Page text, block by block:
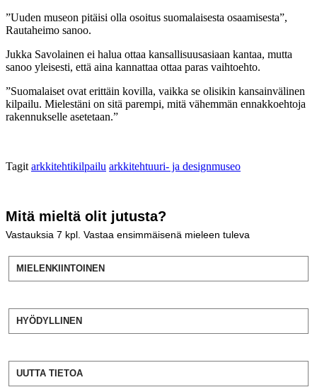
”Uuden museon pitäisi olla osoitus suomalaisesta osaamisesta”,
Rautaheimo sanoo.
Jukka Savolainen ei halua ottaa kansallisuusasiaan kantaa, mutta
sanoo yleisesti, että aina kannattaa ottaa paras vaihtoehto.
”Suomalaiset ovat erittäin kovilla, vaikka se olisikin kansainvälinen
kilpailu. Mielestäni on sitä parempi, mitä vähemmän ennakkoehtoja
rakennukselle asetetaan.”
Tagit arkkitehtikilpailu arkkitehtuuri- ja designmuseo
Mitä mieltä olit jutusta?
Vastauksia 7 kpl. Vastaa ensimmäisenä mieleen tuleva
MIELENKIINTOINEN
HYÖDYLLINEN
UUTTA TIETOA